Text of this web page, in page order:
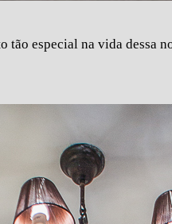
tão especial na vida dessa